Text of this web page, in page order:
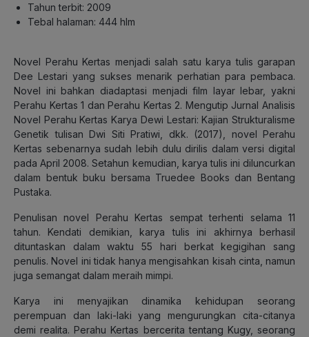
Tahun terbit: 2009
Tebal halaman: 444 hlm
Novel Perahu Kertas menjadi salah satu karya tulis garapan
Dee Lestari yang sukses menarik perhatian para pembaca.
Novel ini bahkan diadaptasi menjadi film layar lebar, yakni
Perahu Kertas 1 dan Perahu Kertas 2. Mengutip Jurnal Analisis
Novel Perahu Kertas Karya Dewi Lestari: Kajian Strukturalisme
Genetik tulisan Dwi Siti Pratiwi, dkk. (2017), novel Perahu
Kertas sebenarnya sudah lebih dulu dirilis dalam versi digital
pada April 2008. Setahun kemudian, karya tulis ini diluncurkan
dalam bentuk buku bersama Truedee Books dan Bentang
Pustaka.
Penulisan novel Perahu Kertas sempat terhenti selama 11
tahun. Kendati demikian, karya tulis ini akhirnya berhasil
dituntaskan dalam waktu 55 hari berkat kegigihan sang
penulis. Novel ini tidak hanya mengisahkan kisah cinta, namun
juga semangat dalam meraih mimpi.
Karya ini menyajikan dinamika kehidupan seorang
perempuan dan laki-laki yang mengurungkan cita-citanya
demi realita. Perahu Kertas bercerita tentang Kugy, seorang